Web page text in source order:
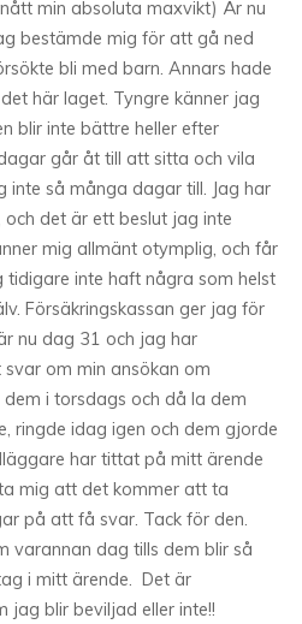
min absoluta maxvikt) Är nu
bestämde mig för att gå ned
bli med barn. Annars hade
här laget. Tyngre känner jag
blir inte bättre heller efter
går åt till att sitta och vila
inte så många dagar till. Jag har
det är ett beslut jag inte
mig allmänt otymplig, och får
inte haft några som helst
Försäkringskassan ger jag för
nu dag 31 och jag har
om min ansökan om
i torsdags och då la dem
ringde idag igen och dem gjorde
har tittat på mitt ärende
mig att det kommer att ta
på att få svar. Tack för den.
varannan dag tills dem blir så
i mitt ärende. Det är
jag blir beviljad eller inte!!